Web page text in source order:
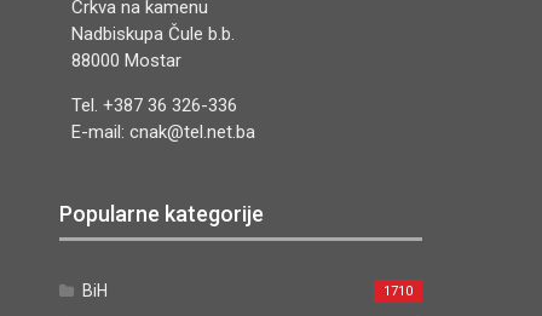
Crkva na kamenu
Nadbiskupa Čule b.b.
88000 Mostar
Tel. +387 36 326-336
E-mail: cnak@tel.net.ba
Popularne kategorije
BiH 1710